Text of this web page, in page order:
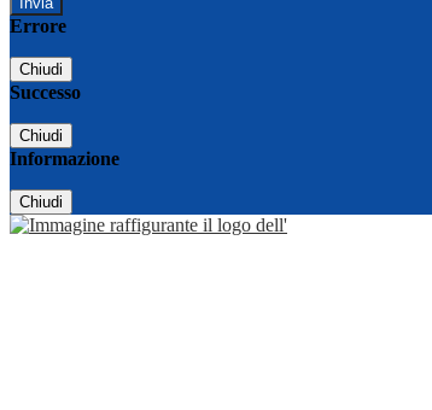
Errore
Chiudi
Successo
Chiudi
Informazione
Chiudi